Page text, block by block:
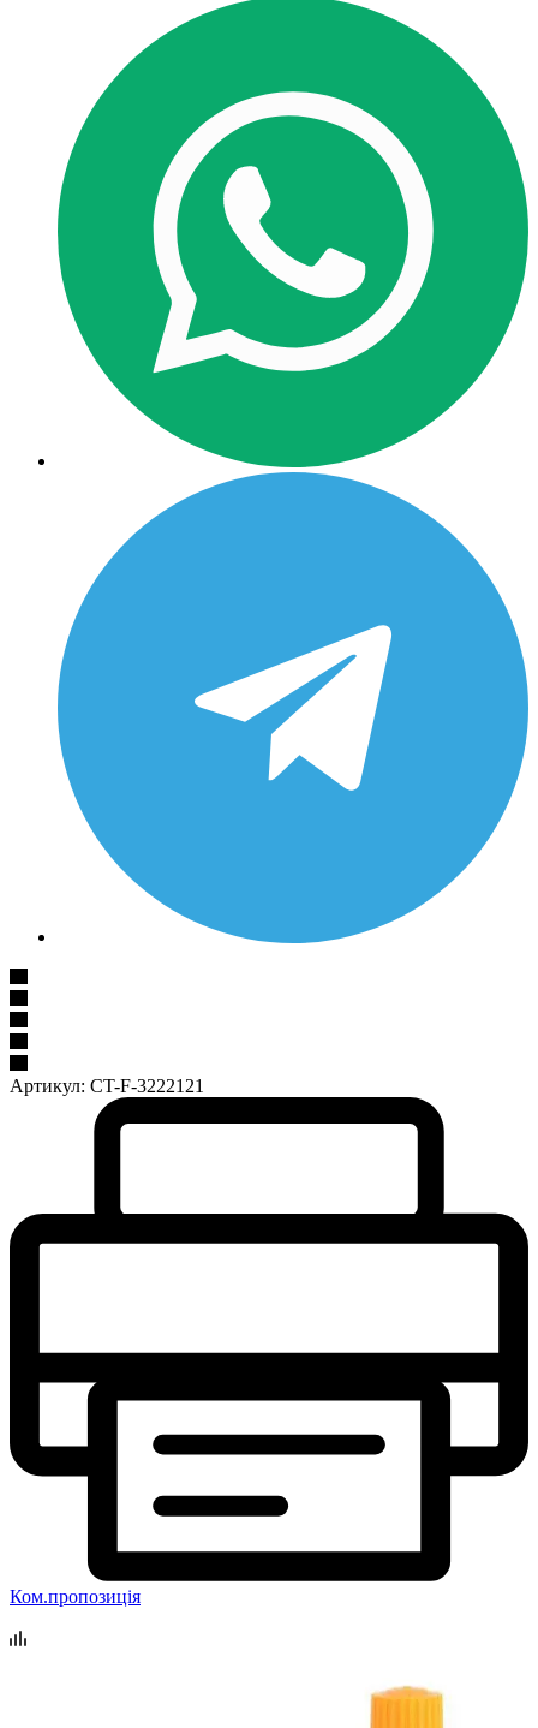
Артикул: CT-F-3222121
Ком.пропозиція